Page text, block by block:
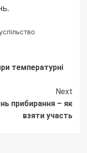
температурні
Next
прибирання – як
взяти участь